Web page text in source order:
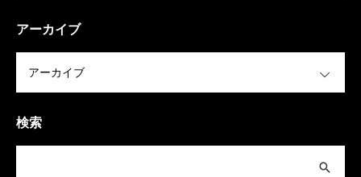
アーカイブ
検索